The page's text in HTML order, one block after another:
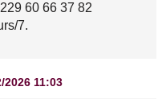
60 66 37 82
7.
2026 11:03